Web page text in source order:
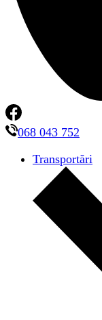
068 043 752
Transportări